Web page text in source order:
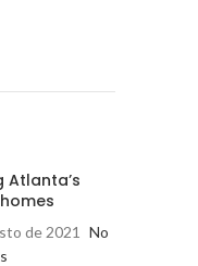
Atlanta’s
de 2021
No